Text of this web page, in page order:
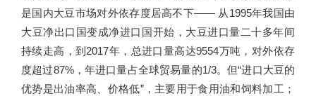
是国内大豆市场对外依存度居高不下—— 从1995年我国由
大豆净出口国变成净进口国开始，大豆进口量二十多年间
持续走高，到2017年，总进口量高达9554万吨，对外依存
度超过87%，年进口量占全球贸易量的1/3。但“进口大豆的
优势是出油率高、价格低”，主要用于食用油和饲料加工；